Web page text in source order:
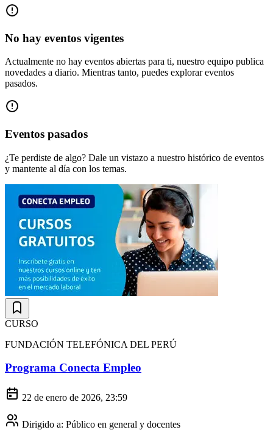
No hay eventos vigentes
Actualmente no hay eventos abiertas para ti, nuestro equipo publica
novedades a diario. Mientras tanto, puedes explorar eventos
pasados.
Eventos pasados
¿Te perdiste de algo? Dale un vistazo a nuestro histórico de eventos
y mantente al día con los temas.
CURSO
FUNDACIÓN TELEFÓNICA DEL PERÚ
Programa Conecta Empleo
22 de enero de 2026, 23:59
Dirigido a: Público en general y docentes